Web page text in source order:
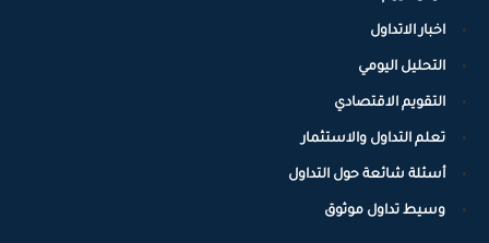
اخبار الاتداول
التحليل اليومي
التقويم الاقتصادي
تعلم التداول والاستثمار
أسئلة شائعة حول التداول
وسيط تداول موثوق